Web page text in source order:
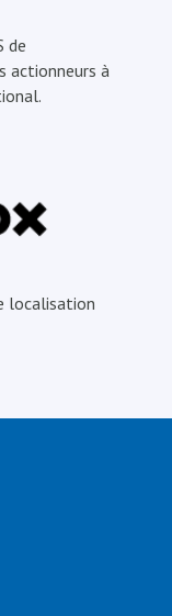
de
actionneurs à
localisation